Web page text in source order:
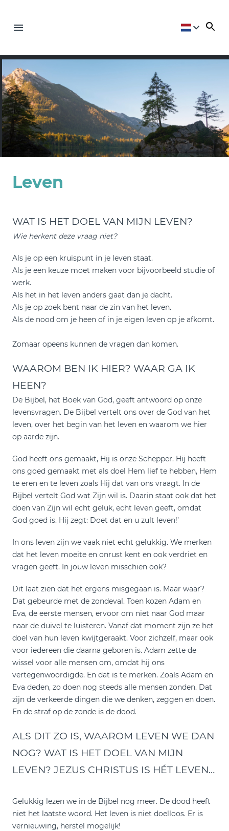
Leven
WAT IS HET DOEL VAN MIJN LEVEN?
Wie herkent deze vraag niet?
Als je op een kruispunt in je leven staat.
Als je een keuze moet maken voor bijvoorbeeld studie of
werk.
Als het in het leven anders gaat dan je dacht.
Als je op zoek bent naar de zin van het leven.
Als de nood om je heen of in je eigen leven op je afkomt.
Zomaar opeens kunnen de vragen dan komen.
WAAROM BEN IK HIER? WAAR GA IK
HEEN?
De Bijbel, het Boek van God, geeft antwoord op onze
levensvragen. De Bijbel vertelt ons over de God van het
leven, over het begin van het leven en waarom we hier
op aarde zijn.
God heeft ons gemaakt, Hij is onze Schepper. Hij heeft
ons goed gemaakt met als doel Hem lief te hebben, Hem
te eren en te leven zoals Hij dat van ons vraagt. In de
Bijbel vertelt God wat Zijn wil is. Daarin staat ook dat het
doen van Zijn wil echt geluk, echt leven geeft, omdat
God goed is. Hij zegt: ´Doet dat en u zult leven!’
In ons leven zijn we vaak niet echt gelukkig. We merken
dat het leven moeite en onrust kent en ook verdriet en
vragen geeft. In jouw leven misschien ook?
Dit laat zien dat het ergens misgegaan is. Maar waar?
Dat gebeurde met de zondeval. Toen kozen Adam en
Eva, de eerste mensen, ervoor om niet naar God maar
naar de duivel te luisteren. Vanaf dat moment zijn ze het
doel van hun leven kwijtgeraakt. Voor zichzelf, maar ook
voor iedereen die daarna geboren is. Adam zette de
wissel voor alle mensen om, omdat hij ons
vertegenwoordigde. En dat is te merken. Zoals Adam en
Eva deden, zo doen nog steeds alle mensen zonden. Dat
zijn de verkeerde dingen die we denken, zeggen en doen.
En de straf op de zonde is de dood.
ALS DIT ZO IS, WAAROM LEVEN WE DAN
NOG? WAT IS HET DOEL VAN MIJN
LEVEN? JEZUS CHRISTUS IS HÉT LEVEN…
Gelukkig lezen we in de Bijbel nog meer. De dood heeft
niet het laatste woord. Het leven is niet doelloos. Er is
vernieuwing, herstel mogelijk!